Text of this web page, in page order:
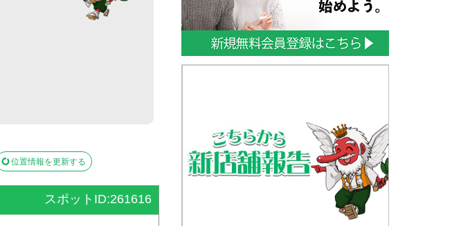
位置情報を更新する
スポットID:261616